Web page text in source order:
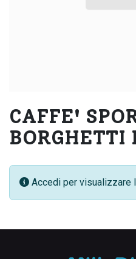
CAFFE'
BORGHETTI
Accedi per visualizzare